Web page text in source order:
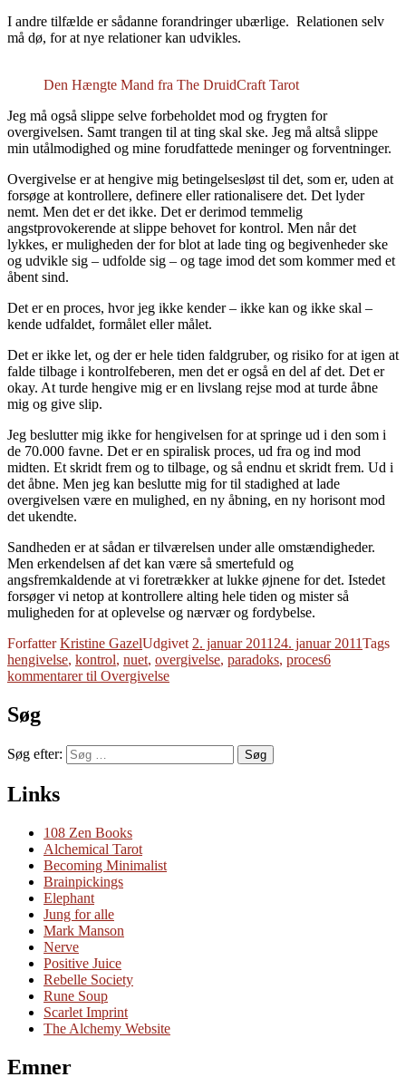
I andre tilfælde er sådanne forandringer ubærlige. Relationen selv
må dø, for at nye relationer kan udvikles.
Den Hængte Mand fra The DruidCraft Tarot
Jeg må også slippe selve forbeholdet mod og frygten for
overgivelsen. Samt trangen til at ting skal ske. Jeg må altså slippe
min utålmodighed og mine forudfattede meninger og forventninger.
Overgivelse er at hengive mig betingelsesløst til det, som er, uden at
forsøge at kontrollere, definere eller rationalisere det. Det lyder
nemt. Men det er det ikke. Det er derimod temmelig
angstprovokerende at slippe behovet for kontrol. Men når det
lykkes, er muligheden der for blot at lade ting og begivenheder ske
og udvikle sig – udfolde sig – og tage imod det som kommer med et
åbent sind.
Det er en proces, hvor jeg ikke kender – ikke kan og ikke skal –
kende udfaldet, formålet eller målet.
Det er ikke let, og der er hele tiden faldgruber, og risiko for at igen at
falde tilbage i kontrolfeberen, men det er også en del af det. Det er
okay. At turde hengive mig er en livslang rejse mod at turde åbne
mig og give slip.
Jeg beslutter mig ikke for hengivelsen for at springe ud i den som i
de 70.000 favne. Det er en spiralisk proces, ud fra og ind mod
midten. Et skridt frem og to tilbage, og så endnu et skridt frem. Ud i
det åbne. Men jeg kan beslutte mig for til stadighed at lade
overgivelsen være en mulighed, en ny åbning, en ny horisont mod
det ukendte.
Sandheden er at sådan er tilværelsen under alle omstændigheder.
Men erkendelsen af det kan være så smertefuld og
angsfremkaldende at vi foretrækker at lukke øjnene for det. Istedet
forsøger vi netop at kontrollere alting hele tiden og mister så
muligheden for at oplevelse og nærvær og fordybelse.
ForfatterKristine GazelUdgivet 2. januar 2011 24. januar 2011Tags
hengivelse, kontrol, nuet, overgivelse, paradoks, proces6
kommentarertil Overgivelse
Søg
Søg efter: Søg
Links
108 Zen Books
Alchemical Tarot
Becoming Minimalist
Brainpickings
Elephant
Jung for alle
Mark Manson
Nerve
Positive Juice
Rebelle Society
Rune Soup
Scarlet Imprint
The Alchemy Website
Emner